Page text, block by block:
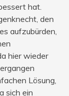
hat.
den
aufzubürden,
hier wieder
Lösung,
sich ein